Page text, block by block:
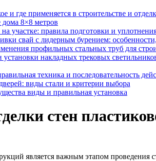
и где применяется в строительстве и
8×8 метров
участке: правила подготовки и
свай с лидерным бурением:
профильных стальных труб для
накладных трековых
техника и последовательность
виды стали и критерии выбора
виды и правильная установка
стен
является важным этапом проведения